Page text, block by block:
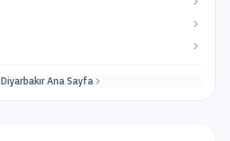
DiyarbakırAna Sayfa